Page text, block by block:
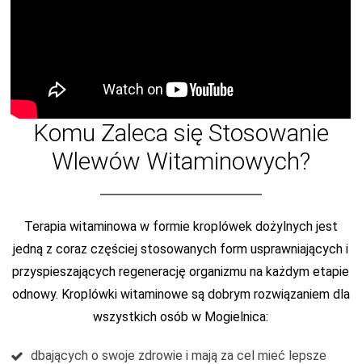
Komu Zaleca się Stosowanie
Wlewów Witaminowych?
Terapia witaminowa w formie kroplówek dożylnych jest
jedną z coraz częściej stosowanych form usprawniających i
przyspieszających regenerację organizmu na każdym etapie
odnowy. Kroplówki witaminowe są dobrym rozwiązaniem dla
wszystkich osób w Mogielnica:
dbających o swoje zdrowie i mają za cel mieć lepsze